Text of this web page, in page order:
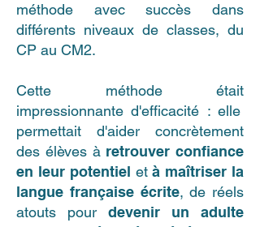
méthode avec succès dans
différents niveaux de classes, du
CP au CM2.
Cette méthode était
impressionnante d'efficacité :elle
permettait d'aider concrètement
des élèves à retrouver confiance
en leur potentiel età maîtriser la
langue française écrite, de réels
atouts pour devenir un adulte